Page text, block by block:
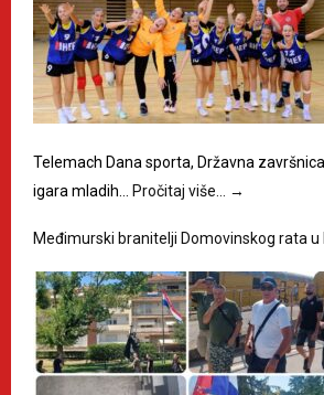
Telemach Dana sporta, Državna
igara mladih…
Pročitaj više… →
Međimurski branitelji Domovinskog rata u